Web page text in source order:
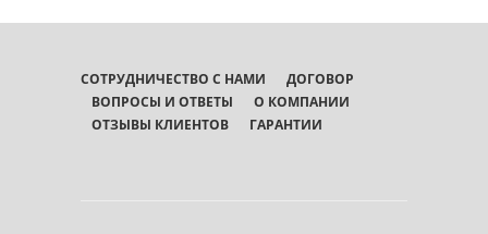
СОТРУДНИЧЕСТВО С НАМИ
ДОГОВОР
ВОПРОСЫ И ОТВЕТЫ
О КОМПАНИИ
ОТЗЫВЫ КЛИЕНТОВ
ГАРАНТИИ